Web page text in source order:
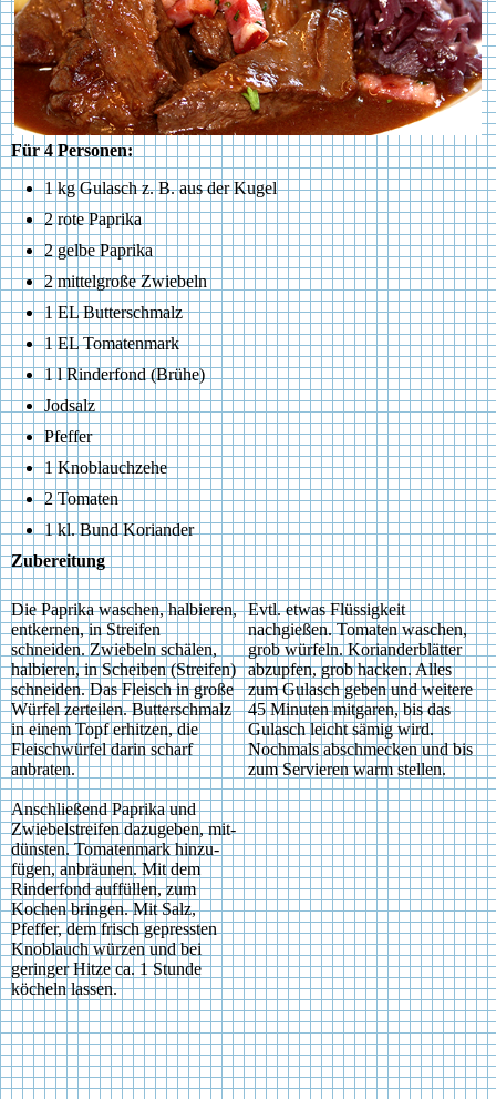
Für 4 Personen:
1 kg Gulasch z. B. aus der Kugel
2 rote Paprika
2 gelbe Paprika
2 mittelgroße Zwiebeln
1 EL Butterschmalz
1 EL Tomatenmark
1 l Rinderfond (Brühe)
Jodsalz
Pfeffer
1 Knoblauchzehe
2 Tomaten
1 kl. Bund Koriander
Zubereitung
Die Paprika waschen, halbieren,
entkernen, in Streifen
schneiden. Zwiebeln schälen,
hal­bie­ren, in Scheiben (Streifen)
schneiden. Das Fleisch in große
Würfel zerteilen. Butter­schmalz
in einem Topf erhitzen, die
Fleischwürfel darin scharf
anbraten.
Anschließend Paprika und
Zwie­bel­streifen dazugeben, mit­
düns­ten. Tomatenmark hin­zu­
fügen, anbräunen. Mit dem
Rinderfond auf­füllen, zum
Kochen bringen. Mit Salz,
Pfeffer, dem frisch gepressten
Knob­lauch würzen und bei
geringer Hitze ca. 1 Stunde
köcheln lassen.
Evtl. etwas Flüssigkeit
nachgießen. Tomaten waschen,
grob würfeln. Korianderblätter
abzupfen, grob hacken. Alles
zum Gulasch geben und weitere
45 Minuten mitgaren, bis das
Gulasch leicht sämig wird.
Nochmals abschmecken und bis
zum Servieren warm stellen.